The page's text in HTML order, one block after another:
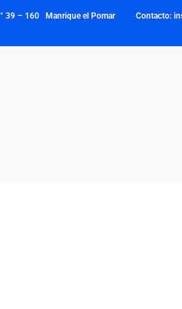
39 – 160 Manrique el Pomar Contacto: